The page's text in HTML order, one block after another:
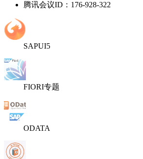
腾讯会议ID：176-928-322
SAPUI5
FIORI专题
ODATA